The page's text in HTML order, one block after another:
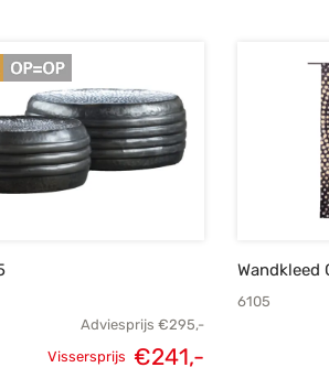
Adviesprijs €295,-
Vissersprijs €241,-
Wandkleed
6105